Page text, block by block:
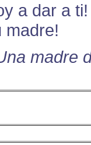
a dar a
madre!
madre